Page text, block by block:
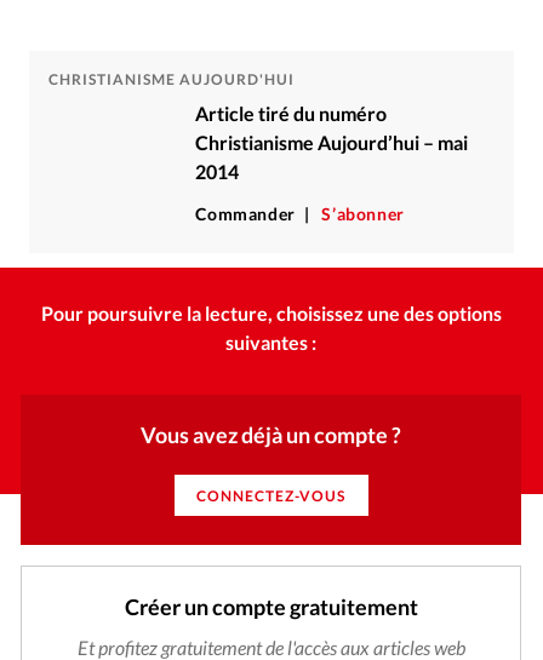
CHRISTIANISME AUJOURD'HUI
Article tiré du numéro
Christianisme Aujourd’hui – mai
2014
Commander S’abonner
Pour poursuivre la lecture, choisissez une des options
suivantes :
Vous avez déjà un compte ?
CONNECTEZ-VOUS
Créer un compte gratuitement
Et profitez gratuitement de l'accès aux articles web